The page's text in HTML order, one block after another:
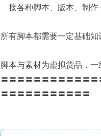
接各种脚本、版本、制作
所有脚本都需要一定基础
脚本与素材为虚拟货品，一
〓〓〓〓〓〓〓〓〓〓〓
〓〓〓〓〓〓〓〓〓〓〓